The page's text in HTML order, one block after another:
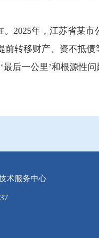
2025年，江苏省某
转移财产、资不抵债
后一公里’和根源性问
术服务中心